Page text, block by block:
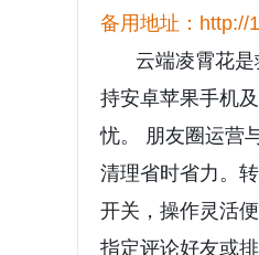
备用地址：http://
云端凌霄花
持安卓苹果手机
忧。 朋友圈运营
清理省时省力。
开关，操作灵活
指定评论好友或